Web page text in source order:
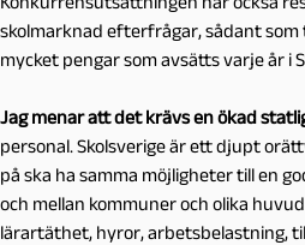
skolmarknad efterfrågar, sådant
mycket pengar som avsätts varje år i
Jag menar att det krävs en ökad
personal. Skolsverige är ett djupt
på ska ha samma möjligheter till en
och mellan kommuner och olika
lärartäthet, hyror, arbetsbelastning,